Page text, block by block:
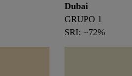
Dubai
GRUPO 1
SRI: ~72%